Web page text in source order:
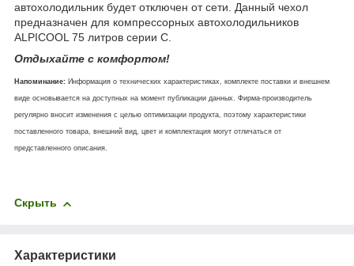
автохолодильник будет отключен от сети. Данный чехол
предназначен для компрессорных автохолодильников
ALPICOOL 75 литров серии С.
Отдыхайте с комфортом!
Напоминание: Информация о технических характеристиках, комплекте поставки и внешнем
виде основывается на доступных на момент публикации данных. Фирма-производитель
регулярно вносит изменения с целью оптимизации продукта, поэтому характеристики
поставленного товара, внешний вид, цвет и комплектация могут отличаться от
представленного описания.
Скрыть
Характеристики